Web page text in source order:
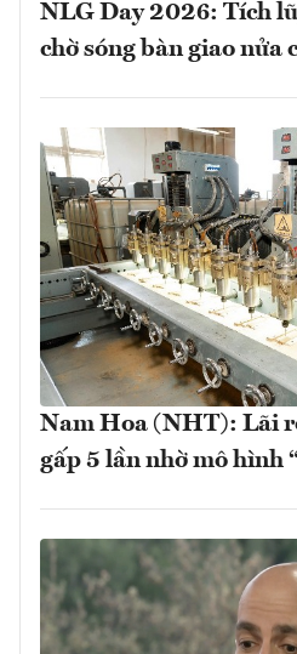
NLG Day 2026: Tích
chờ sóng bàn giao nửa
Nam Hoa (NHT): Lãi
gấp 5 lần nhờ mô hình